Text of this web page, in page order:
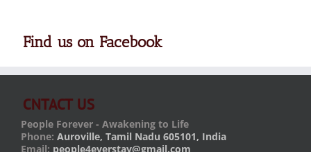
Find us on Facebook
CNTACT US
People Forever - Awakening to Life
Phone: Auroville, Tamil Nadu 605101, India
Email: people4everstay@gmail.com